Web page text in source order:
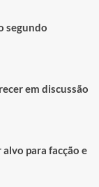
segundo
em discussão
para facção e